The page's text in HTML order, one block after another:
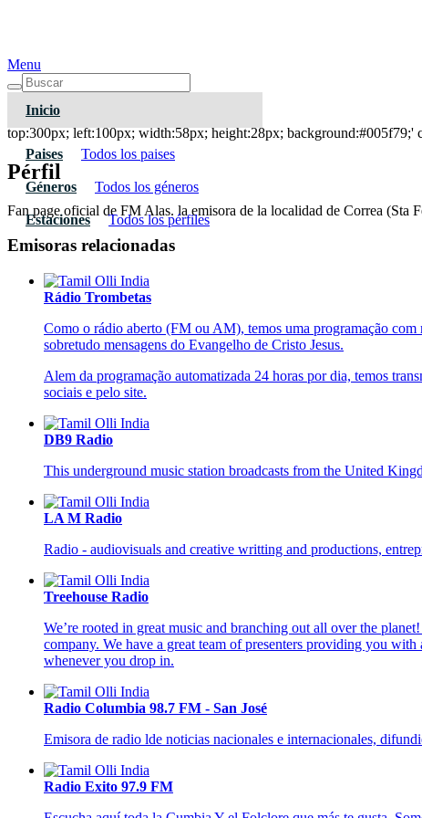
Menu
Inicio
Paises Todos los paises
Géneros Todos los géneros
Estaciones Todos los pérfiles
FM Alas 106.9
top:300px; left:100px; width:58px; height:28px; background:#005f79;'
Pérfil
Fan page oficial de FM Alas. la emisora de la localidad de Correa (Sta
Emisoras relacionadas
Rádio Trombetas
Como o rádio aberto (FM ou AM), temos uma programação
sobretudo mensagens do Evangelho de Cristo Jesus.
Alem da programação automatizada 24 horas por dia, temos
sociais e pelo site.
DB9 Radio
This underground music station broadcasts from the United
LA M Radio
Radio - audiovisuals and creative writting and productions,
Treehouse Radio
We’re rooted in great music and branching out all over the
company. We have a great team of presenters providing you
whenever you drop in.
Radio Columbia 98.7 FM - San José
Emisora de radio lde noticias nacionales e internacionales,
Radio Exito 97.9 FM